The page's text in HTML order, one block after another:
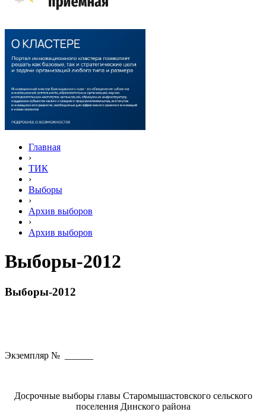
Главная
›
ТИК
›
Выборы
›
Архив выборов
›
Архив выборов
Выборы-2012
Выборы-2012
Экземпляр № ______
Досрочные выборы главы Старомышастовского сельского
поселения Динского района